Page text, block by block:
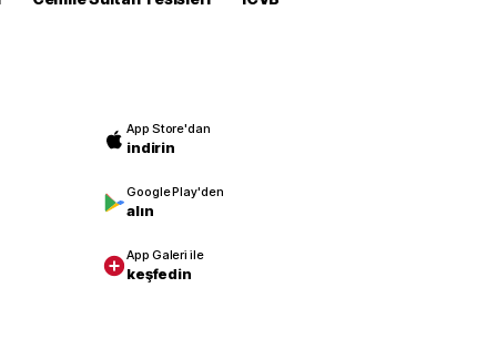
App Store'dan
indirin
Google Play'den
alın
App Galeri ile
keşfedin